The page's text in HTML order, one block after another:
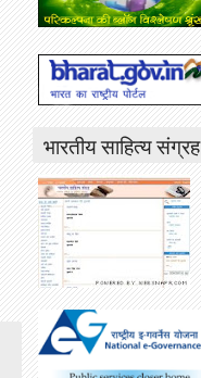
भारतीय साहित्य संग्रह